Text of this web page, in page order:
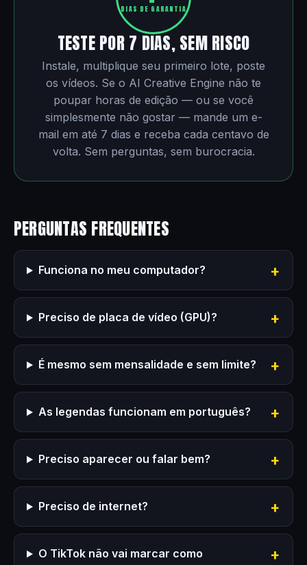
DIAS DE GARANTIA
TESTE POR 7 DIAS, SEM RISCO
Instale, multiplique seu primeiro lote, poste
os vídeos. Se o AI Creative Engine não te
poupar horas de edição — ou se você
simplesmente não gostar — mande um e-
mail em até 7 dias e receba cada centavo de
volta. Sem perguntas, sem burocracia.
PERGUNTAS FREQUENTES
Funciona no meu computador?
Preciso de placa de vídeo (GPU)?
É mesmo sem mensalidade e sem limite?
As legendas funcionam em português?
Preciso aparecer ou falar bem?
Preciso de internet?
O TikTok não vai marcar como